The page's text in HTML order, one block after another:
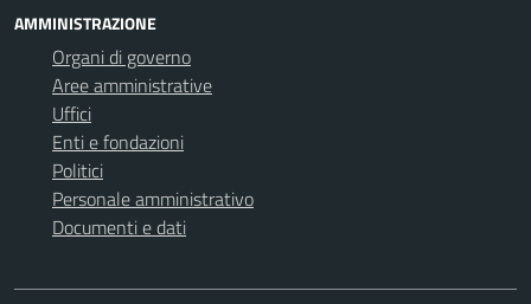
AMMINISTRAZIONE
Organi di governo
Aree amministrative
Uffici
Enti e fondazioni
Politici
Personale amministrativo
Documenti e dati